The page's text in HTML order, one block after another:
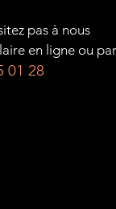
pas à nous
en ligne ou par
01 28